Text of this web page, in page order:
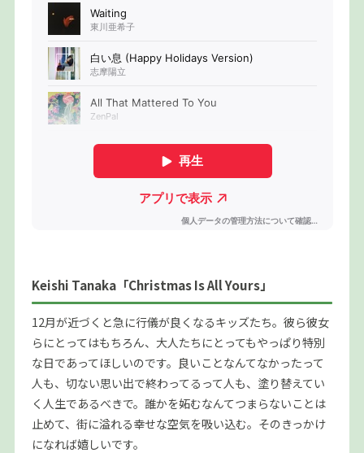
Keishi Tanaka「Christmas Is All Yours」
12月が近づくと急に行儀が良くなるキッズたち。彼ら彼女
らにとってはもちろん、大人たちにとってもやっぱり特別
な日であってほしいのです。良いことなんてなかったって
人も、切ない思い出で終わってるって人も、塗り替えてい
く人生であるべきで。誰かを妬むなんてつまらないことは
止めて、街に溢れる幸せな空気を吸い込む。そのきっかけ
になれば嬉しいです。